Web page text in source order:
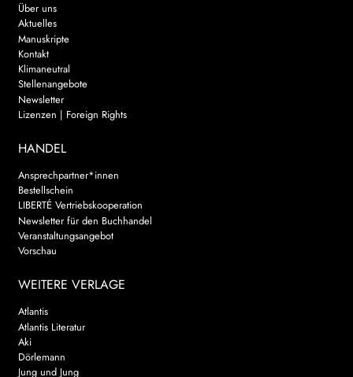
Über uns
Aktuelles
Manuskripte
Kontakt
Klimaneutral
Stellenangebote
Newsletter
Lizenzen | Foreign Rights
HANDEL
Ansprechpartner*innen
Bestellschein
LIBERTÉ Vertriebskooperation
Newsletter für den Buchhandel
Veranstaltungsangebot
Vorschau
WEITERE VERLAGE
Atlantis
Atlantis Literatur
Aki
Dörlemann
Jung und Jung